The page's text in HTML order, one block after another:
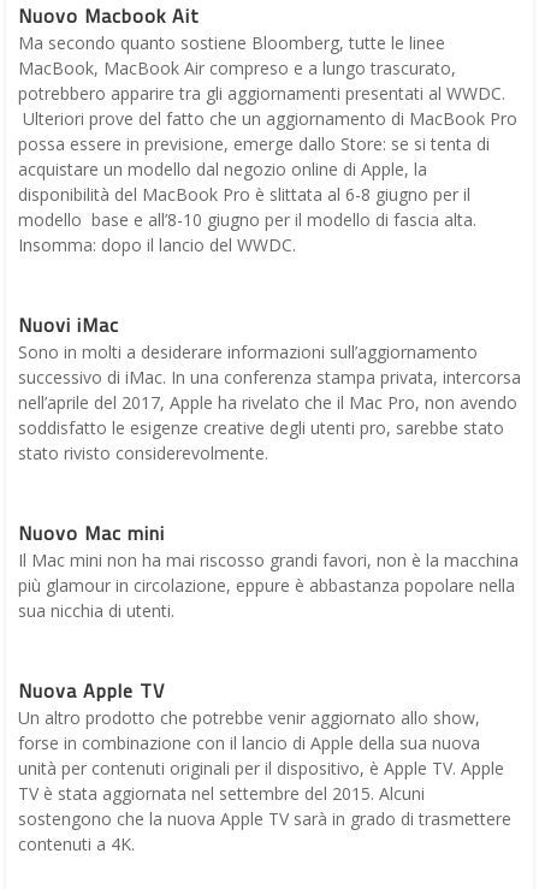
Nuovo Macbook Ait
Ma secondo quanto sostiene Bloomberg, tutte le linee
MacBook, MacBook Air compreso e a lungo trascurato,
potrebbero apparire tra gli aggiornamenti presentati al WWDC.
Ulteriori prove del fatto che un aggiornamento di MacBook Pro
possa essere in previsione, emerge dallo Store: se si tenta di
acquistare un modello dal negozio online di Apple, la
disponibilità del MacBook Pro è slittata al 6-8 giugno per il
modello base e all’8-10 giugno per il modello di fascia alta.
Insomma: dopo il lancio del WWDC.
Nuovi iMac
Sono in molti a desiderare informazioni sull’aggiornamento
successivo di iMac. In una conferenza stampa privata, intercorsa
nell’aprile del 2017, Apple ha rivelato che il Mac Pro, non avendo
soddisfatto le esigenze creative degli utenti pro, sarebbe stato
stato rivisto considerevolmente.
Nuovo Mac mini
Il Mac mini non ha mai riscosso grandi favori, non è la macchina
più glamour in circolazione, eppure è abbastanza popolare nella
sua nicchia di utenti.
Nuova Apple TV
Un altro prodotto che potrebbe venir aggiornato allo show,
forse in combinazione con il lancio di Apple della sua nuova
unità per contenuti originali per il dispositivo, è Apple TV. Apple
TV è stata aggiornata nel settembre del 2015. Alcuni
sostengono che la nuova Apple TV sarà in grado di trasmettere
contenuti a 4K.